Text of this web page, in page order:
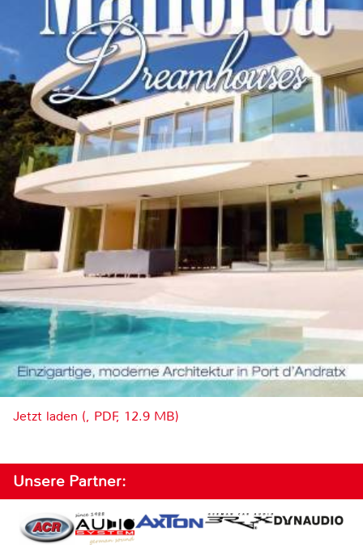
Jetzt laden (, PDF, 12.9 MB)
Unsere Partner: